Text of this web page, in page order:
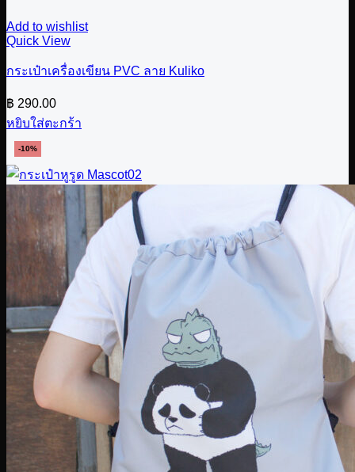
Add to wishlist
Quick View
กระเป๋าเครื่องเขียน PVC ลาย Kuliko
฿ 290.00
หยิบใส่ตะกร้า
-10%